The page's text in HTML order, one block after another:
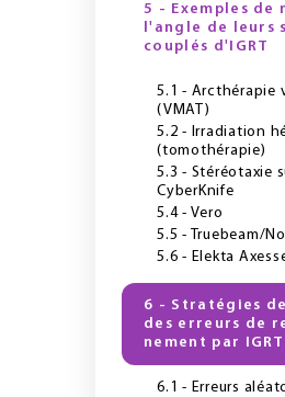
5 - Exemples de
l'angle de leurs
couplés d'IGRT
5.1 - Arcthérapie
(VMAT)
5.2 - Irradiation
(tomothérapie)
5.3 - Stéréotaxie
CyberKnife
5.4 - Vero
5.5 - Truebeam/
5.6 - Elekta
6 - Stratégies
des erreurs de
nement par IGRT
6.1 - Erreurs